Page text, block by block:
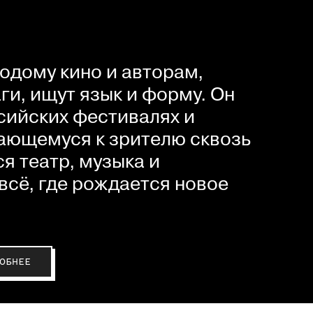
кино и авторам,
ищут язык и форму. Он
фестивалях и
к зрителю сквозь
театр, музыка и
где рождается новое